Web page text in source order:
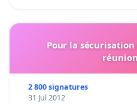
Pour la
2 800 signatures
31 Jul 2012